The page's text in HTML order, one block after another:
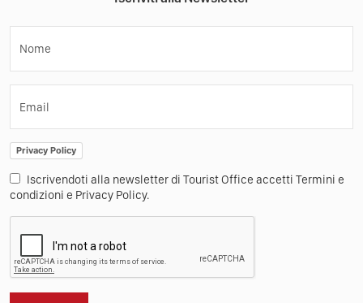
Nome
Email
Privacy Policy
Iscrivendoti alla newsletter di Tourist Office accetti Termini e
condizioni e Privacy Policy.